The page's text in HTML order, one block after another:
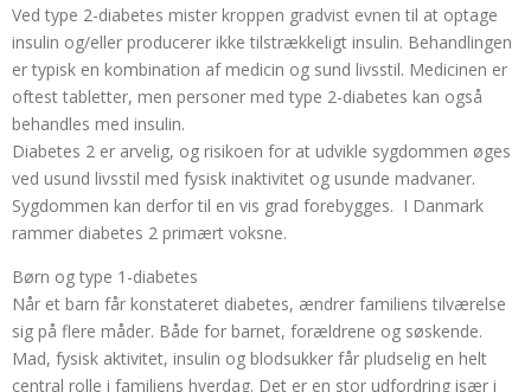
Ved type 2-diabetes mister kroppen gradvist evnen til at optage
insulin og/eller producerer ikke tilstrækkeligt insulin. Behandlingen
er typisk en kombination af medicin og sund livsstil. Medicinen er
oftest tabletter, men personer med type 2-diabetes kan også
behandles med insulin.
Diabetes 2 er arvelig, og risikoen for at udvikle sygdommen øges
ved usund livsstil med fysisk inaktivitet og usunde madvaner.
Sygdommen kan derfor til en vis grad forebygges. I Danmark
rammer diabetes 2 primært voksne.
Børn og type 1-diabetes
Når et barn får konstateret diabetes, ændrer familiens tilværelse
sig på flere måder. Både for barnet, forældrene og søskende.
Mad, fysisk aktivitet, insulin og blodsukker får pludselig en helt
central rolle i familiens hverdag. Det er en stor udfordring især i